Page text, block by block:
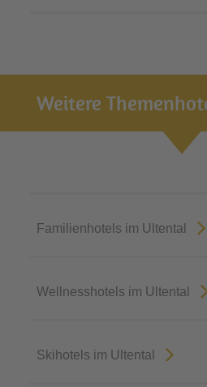
Weitere
Familienhotels im Ultental
Wellnesshotels im Ultental
Skihotels im Ultental